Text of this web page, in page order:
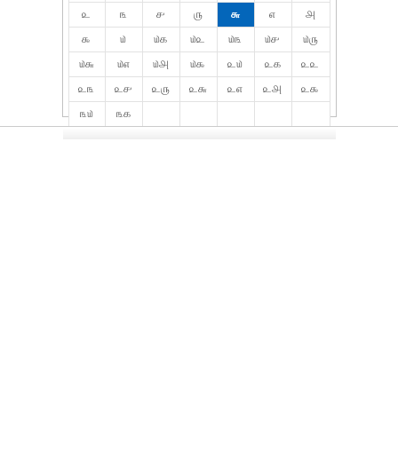
௨ ௩ ௪ ௫ ௬ ௭
௮
௯
௰ ௰௧ ௰௨ ௰௩ ௰௪
௰௫
௰௬
௰௭ ௰௮ ௰௯ ௨௰ ௨௧
௨௨
௨௩
௨௪ ௨௫ ௨௬ ௨௭ ௨௮
௨௯
௩௰
௩௧